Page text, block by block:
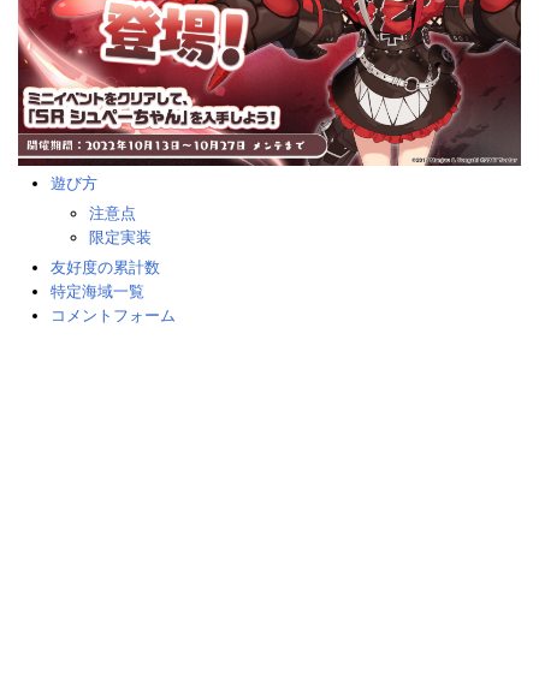
遊び方
注意点
限定実装
友好度の累計数
特定海域一覧
コメントフォーム